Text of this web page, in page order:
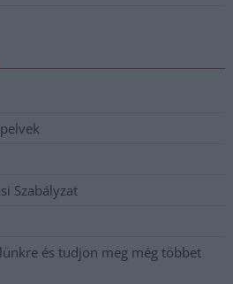
Szabályzat
és tudjon meg még többet